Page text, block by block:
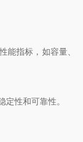
指标，如容量、
性和可靠性。